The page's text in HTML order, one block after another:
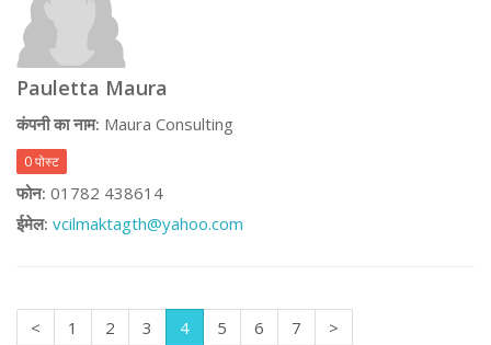
Pauletta Maura
कंपनी का नाम: Maura Consulting
0 पोस्ट
फोन: 01782 438614
ईमेल: vcilmaktagth@yahoo.com
< 1 2 3 4 5 6 7 >